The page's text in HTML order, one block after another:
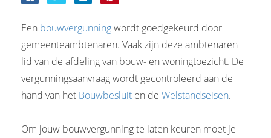
Een bouwvergunningwordt goedgekeurd door
gemeenteambtenaren. Vaak zijn deze ambtenaren
lid van de afdeling van bouw- en woningtoezicht. De
vergunningsaanvraag wordt gecontroleerd aan de
hand van het Bouwbesluit en de Welstandseisen.
Om jouw bouwvergunning te laten keuren moet je